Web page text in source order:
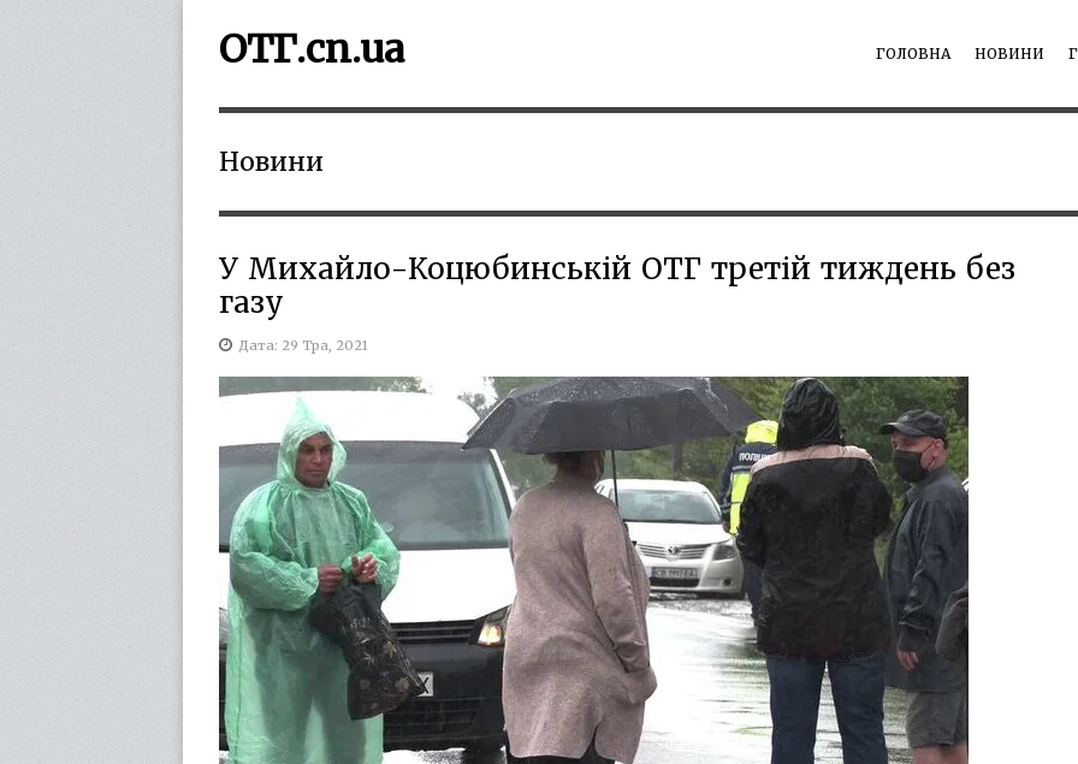
ГОЛОВНА НОВИНИ
ОТГ.cn.ua
Новини
У Михайло-Коцюбинській ОТГ третій тиждень без
газу
Дата: 29 Тра, 2021